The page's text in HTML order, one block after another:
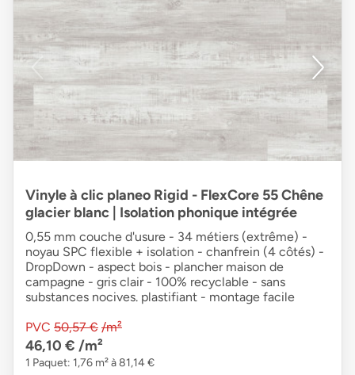
Vinyle à clic planeo Rigid - FlexCore 55 Chêne
glacier blanc | Isolation phonique intégrée
0,55 mm couche d'usure - 34 métiers (extrême) -
noyau SPC flexible + isolation - chanfrein (4 côtés) -
DropDown - aspect bois - plancher maison de
campagne - gris clair - 100% recyclable - sans
substances nocives. plastifiant - montage facile
PVC 50,57 € /m²
46,10 € /m²
1 Paquet: 1,76 m² à 81,14 €